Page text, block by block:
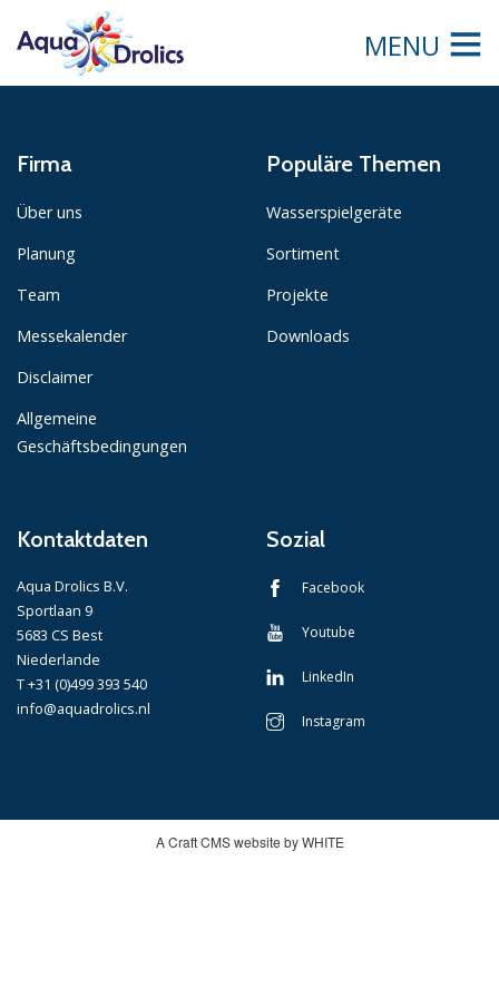
MENU
Firma
Über uns
Planung
Team
Messekalender
Disclaimer
Allgemeine
Geschäftsbedingungen
Populäre Themen
Wasserspielgeräte
Sortiment
Projekte
Downloads
Kontaktdaten
Aqua Drolics B.V.
Sportlaan 9
5683 CS Best
Niederlande
T +31 (0)499 393 540
info@aquadrolics.nl
Sozial
Facebook
Youtube
LinkedIn
Instagram
A Craft CMS website by WHITE